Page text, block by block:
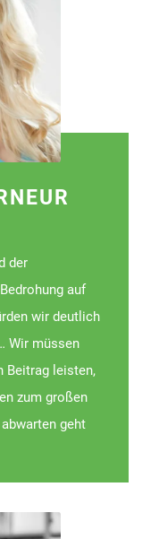
der
auf
wir deutlich
Wir müssen
Beitrag leisten,
zum großen
geht